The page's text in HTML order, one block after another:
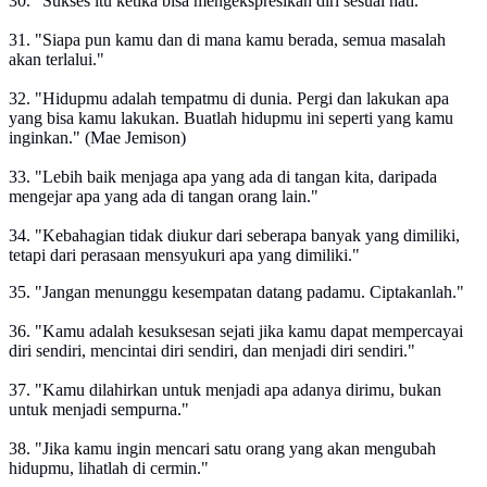
31. "Siapa pun kamu dan di mana kamu berada, semua masalah
akan terlalui."
32. "Hidupmu adalah tempatmu di dunia. Pergi dan lakukan apa
yang bisa kamu lakukan. Buatlah hidupmu ini seperti yang kamu
inginkan." (Mae Jemison)
33. "Lebih baik menjaga apa yang ada di tangan kita, daripada
mengejar apa yang ada di tangan orang lain."
34. "Kebahagian tidak diukur dari seberapa banyak yang dimiliki,
tetapi dari perasaan mensyukuri apa yang dimiliki."
35. "Jangan menunggu kesempatan datang padamu. Ciptakanlah."
36. "Kamu adalah kesuksesan sejati jika kamu dapat mempercayai
diri sendiri, mencintai diri sendiri, dan menjadi diri sendiri."
37. "Kamu dilahirkan untuk menjadi apa adanya dirimu, bukan
untuk menjadi sempurna."
38. "Jika kamu ingin mencari satu orang yang akan mengubah
hidupmu, lihatlah di cermin."